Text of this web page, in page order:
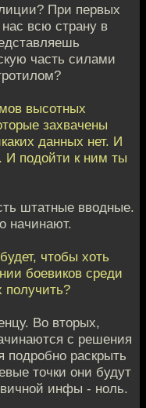
При первых
всю страну в
часть силами
высотных
захвачены
данных нет. И
И подойти к ним ты
штатные вводные.
начинают.
чтобы хоть
боевиков среди
получить?
Во вторых,
с решения
подробно раскрыть
точки они будут
инфы - ноль.